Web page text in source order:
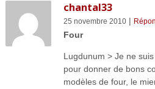
chantal33
25 novembre 2010|
Four
Lugdunum > Je ne
pour donner de bons
modèles de four, le